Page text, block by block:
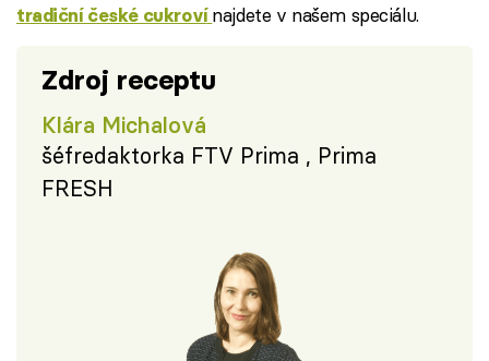
tradiční české cukroví najdete v našem speciálu.
Zdroj receptu
Klára Michalová
šéfredaktorka FTV Prima , Prima
FRESH